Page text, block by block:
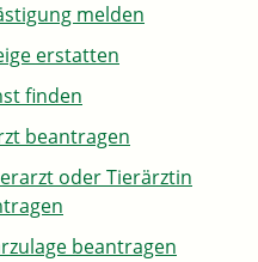
melden
erstatten
finden
beantragen
oder Tierärztin
beantragen